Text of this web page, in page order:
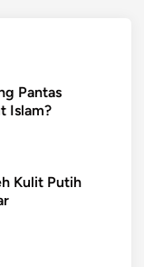
Pantas
Islam?
Kulit Putih